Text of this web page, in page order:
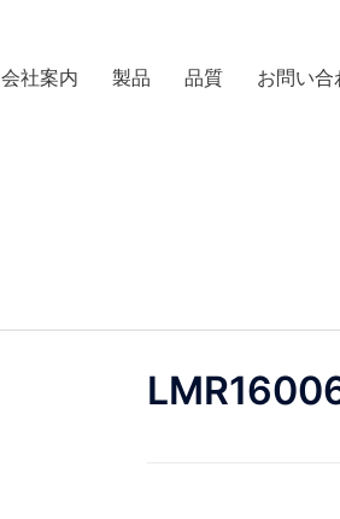
会社案内 製品 品質 お問い合